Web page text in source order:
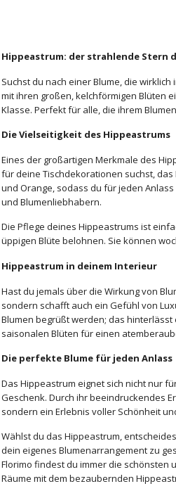
Hippeastrum: der strahlende Stern
Suchst du nach einer Blume, die
mit ihren großen, kelchförmigen Blüten
Klasse. Perfekt für alle, die ihrem
Die Vielseitigkeit des Hippeastrums
Eines der großartigen Merkmale des
für deine Tischdekorationen suchst,
und Orange, sodass du für jeden
und Blumenliebhabern.
Die Pflege deines Hippeastrums ist
üppigen Blüte belohnen. Sie können
Hippeastrum in deinem Interieur
Hast du jemals über die Wirkung von
sondern schafft auch ein Gefühl von
Blumen begrüßt werden; das
saisonalen Blüten für einen
Die perfekte Blume für jeden Anlass
Das Hippeastrum eignet sich nicht nur
Geschenk. Durch ihr beeindruckendes
sondern ein Erlebnis voller Schönheit
Wählst du das Hippeastrum,
dein eigenes Blumenarrangement zu
Florimo findest du immer die schönsten
Räume mit dem bezaubernden